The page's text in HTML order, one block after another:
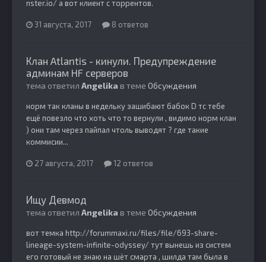
nster.io/ а вот клиент с торрентов.
31 августа, 2017 8 ответов
Клан Atlantis - кинули. Предупреждение
админам HF серверов
тема ответил Angelika в теме Обсуждения
норм так кланы в недельку зашибают бабок D тс тебе
ещё повезло что хоть что то вернули , видимо норм клан
) они там через пайпал чтоль выводят ? где такие
коммисии...
27 августа, 2017 12 ответов
Ищу Девмод
тема ответил Angelika в теме Обсуждения
вот темка http://forummaxi.ru/files/file/693-share-
lineage-system-infinite-odyssey/ тут вынешь из систем
его готовый не знаю на шёт смарта , шилда там была в